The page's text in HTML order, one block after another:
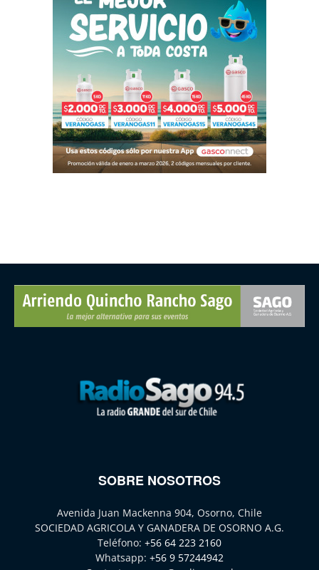
SOBRE NOSOTROS
Avenida Juan Mackenna 904, Osorno, Chile
SOCIEDAD AGRICOLA Y GANADERA DE OSORNO A.G.
Teléfono: +56 64 223 2160
Whatsapp: +56 9 57244942